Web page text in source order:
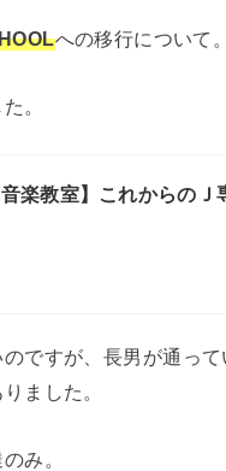
への移行について。
。
音楽教室】これからの
ですが、長男が通っ
ました。
み。